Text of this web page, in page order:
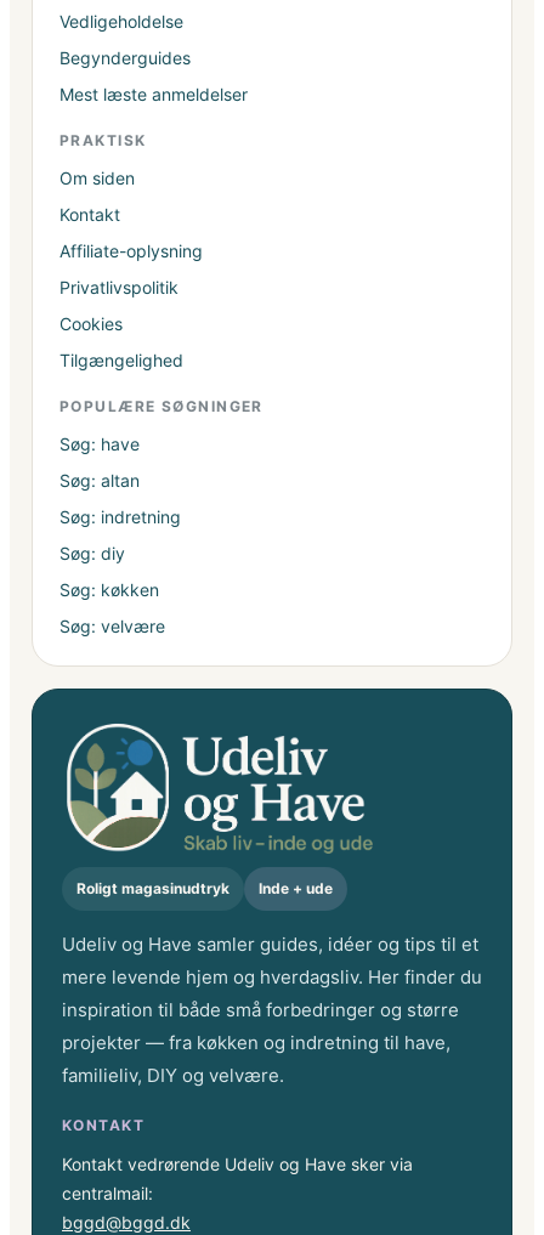
Vedligeholdelse
Begynderguides
Mest læste anmeldelser
PRAKTISK
Om siden
Kontakt
Affiliate-oplysning
Privatlivspolitik
Cookies
Tilgængelighed
POPULÆRE SØGNINGER
Søg: have
Søg: altan
Søg: indretning
Søg: diy
Søg: køkken
Søg: velvære
Roligt magasinudtryk Inde + ude
Udeliv og Have samler guides, idéer og tips til et
mere levende hjem og hverdagsliv. Her finder du
inspiration til både små forbedringer og større
projekter — fra køkken og indretning til have,
familieliv, DIY og velvære.
KONTAKT
Kontakt vedrørende Udeliv og Have sker via
centralmail:
bggd@bggd.dk